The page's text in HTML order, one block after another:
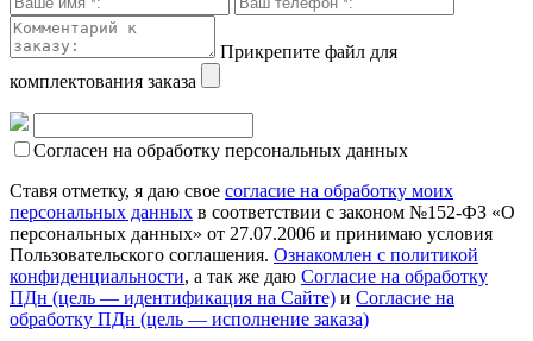
Прикрепите файл для
комплектования заказа
Согласен на обработку персональных данных
Ставя отметку, я даю свое согласие на обработку моих
персональных данных в соответствии с законом №152-ФЗ «О
персональных данных» от 27.07.2006 и принимаю условия
Пользовательского соглашения. Ознакомлен с политикой
конфиденциальности, а так же даю Согласие на обработку
ПДн (цель — идентификация на Сайте) и Согласие на
обработку ПДн (цель — исполнение заказа)